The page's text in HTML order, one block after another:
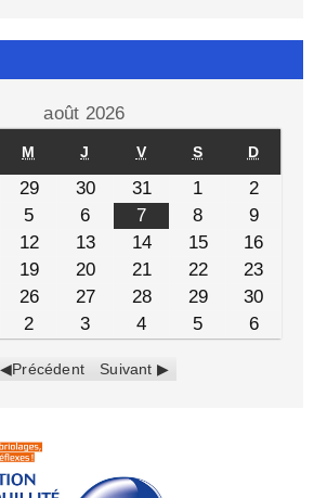
août 2026
M J V S D
29 30 31 1
2
5 6 7 8
9
12 13 14 15
16
19 20 21 22
23
26 27 28 29
30
2 3 4 5 6
Précédent Suivant